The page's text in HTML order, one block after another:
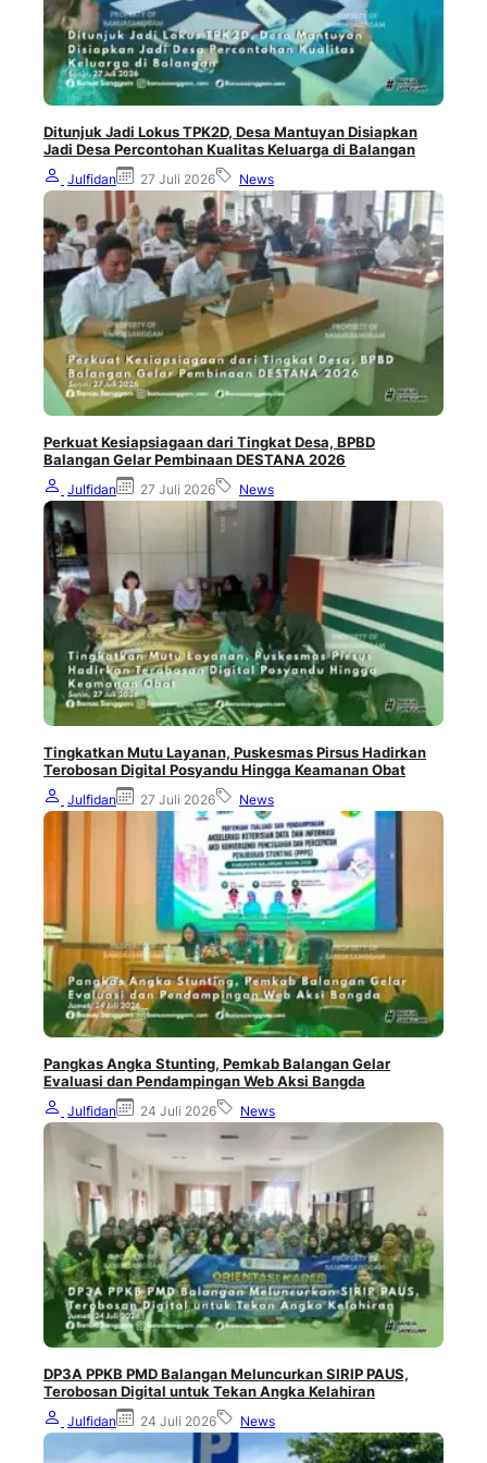
Ditunjuk Jadi Lokus TPK2D, Desa Mantuyan Disiapkan
Jadi Desa Percontohan Kualitas Keluarga di Balangan
Julfidan 27 Juli 2026 News
Perkuat Kesiapsiagaan dari Tingkat Desa, BPBD
Balangan Gelar Pembinaan DESTANA 2026
Julfidan 27 Juli 2026 News
Tingkatkan Mutu Layanan, Puskesmas Pirsus Hadirkan
Terobosan Digital Posyandu Hingga Keamanan Obat
Julfidan 27 Juli 2026 News
Pangkas Angka Stunting, Pemkab Balangan Gelar
Evaluasi dan Pendampingan Web Aksi Bangda
Julfidan 24 Juli 2026 News
DP3A PPKB PMD Balangan Meluncurkan SIRIP PAUS,
Terobosan Digital untuk Tekan Angka Kelahiran
Julfidan 24 Juli 2026 News